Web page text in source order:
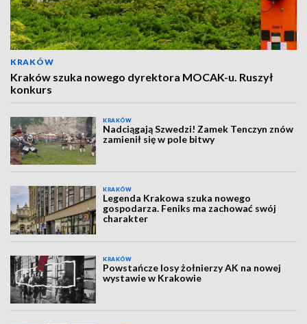
KRAKÓW
Kraków szuka nowego dyrektora MOCAK-u. Ruszył
konkurs
KRAKÓW
Nadciągają Szwedzi! Zamek Tenczyn znów
zamienił się w pole bitwy
KRAKÓW
Legenda Krakowa szuka nowego
gospodarza. Feniks ma zachować swój
charakter
KRAKÓW
Powstańcze losy żołnierzy AK na nowej
wystawie w Krakowie